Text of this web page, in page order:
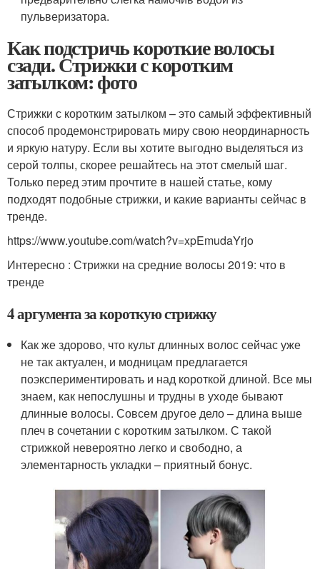
пульверизатора.
Как подстричь короткие волосы
сзади. Стрижки с коротким
затылком: фото
Стрижки с коротким затылком – это самый эффективный
способ продемонстрировать миру свою неординарность
и яркую натуру. Если вы хотите выгодно выделяться из
серой толпы, скорее решайтесь на этот смелый шаг.
Только перед этим прочтите в нашей статье, кому
подходят подобные стрижки, и какие варианты сейчас в
тренде.
https://www.youtube.com/watch?v=xpEmudaYrjo
Интересно : Стрижки на средние волосы 2019: что в
тренде
4 аргумента за короткую стрижку
Как же здорово, что культ длинных волос сейчас уже
не так актуален, и модницам предлагается
поэкспериментировать и над короткой длиной. Все мы
знаем, как непослушны и трудны в уходе бывают
длинные волосы. Совсем другое дело – длина выше
плеч в сочетании с коротким затылком. С такой
стрижкой невероятно легко и свободно, а
элементарность укладки – приятный бонус.